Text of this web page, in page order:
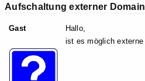
Aufschaltung externer
Gast
Hallo,
ist es möglich